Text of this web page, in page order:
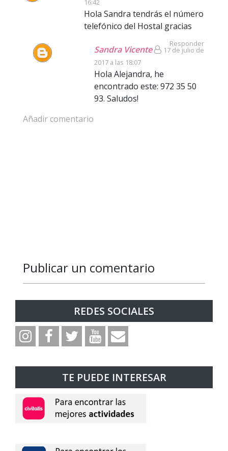
16:42
Hola Sandra tendrás el número
telefónico del Hostal gracias
Responder
Sandra Vicente
17 de julio de
2017 a las 18:07
Hola Alejandra, he
encontrado este: 972 35 50
93. Saludos!
Añadir comentario
Publicar un comentario
REDES SOCIALES
TE PUEDE INTERESAR